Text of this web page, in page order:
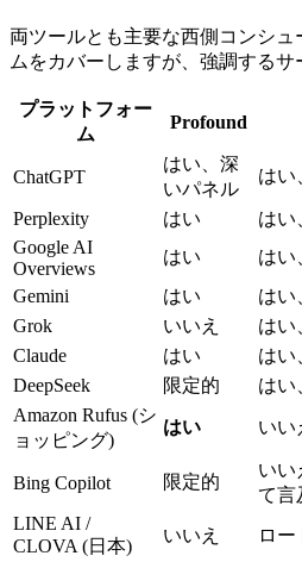
両ツールとも主要な西側コンシ
ムをカバーしますが、強調するサ
プラットフォー
ム
Profound
ChatGPT
はい、深
いパネル
はい
Perplexity はい
はい
Google AI
Overviews
はい
はい
Gemini
はい
はい
Grok
いいえ
はい
Claude
はい
はい
DeepSeek
限定的
はい
Amazon Rufus (シ
ョッピング)
はい いい
Bing Copilot 限定的
いい
て言
LINE AI /
CLOVA (日本)
いいえ ロ